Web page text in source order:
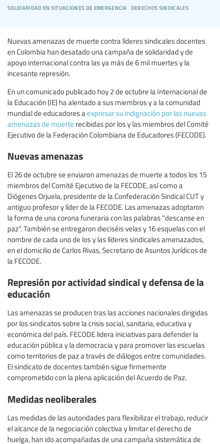
solidaridad en situaciones de emergencia derechos sindicales
Nuevas amenazas de muerte contra líderes sindicales docentes
en Colombia han desatado una campaña de solidaridad y de
apoyo internacional contra las ya más de 6 mil muertes y la
incesante represión.
En un comunicado publicado hoy 2 de octubre la Internacional de
la Educación (IE) ha alentado a sus miembros y a la comunidad
mundial de educadores a expresar su indignación por las nuevas
amenazas de muerte recibidas por los y las miembros del Comité
Ejecutivo de la Federación Colombiana de Educadores (FECODE).
Nuevas amenazas
El 26 de octubre se enviaron amenazas de muerte a todos los 15
miembros del Comité Ejecutivo de la FECODE, así como a
Diógenes Orjuela, presidente de la Confederación Sindical CUT y
antiguo profesor y líder de la FECODE. Las amenazas adoptaron
la forma de una corona funeraria con las palabras "descanse en
paz". También se entregaron dieciséis velas y 16 esquelas con el
nombre de cada uno de los y las líderes sindicales amenazados,
en el domicilio de Carlos Rivas, Secretario de Asuntos Jurídicos de
la FECODE.
Represión por actividad sindical y defensa de la
educación
Las amenazas se producen tras las acciones nacionales dirigidas
por los sindicatos sobre la crisis social, sanitaria, educativa y
económica del país. FECODE lidera iniciativas para defender la
educación pública y la democracia y para promover las escuelas
como territorios de paz a través de diálogos entre comunidades.
El sindicato de docentes también sigue firmemente
comprometido con la plena aplicación del Acuerdo de Paz.
Medidas neoliberales
Las medidas de las autoridades para flexibilizar el trabajo, reducir
el alcance de la negociación colectiva y limitar el derecho de
huelga, han ido acompañadas de una campaña sistemática de